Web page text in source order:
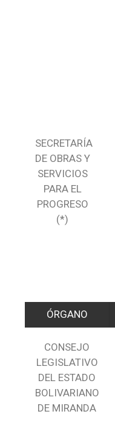
SECRETARÍA
DE OBRAS Y
SERVICIOS
PARA EL
PROGRESO
(*)
ÓRGANO
CONSEJO
LEGISLATIVO
DEL ESTADO
BOLIVARIANO
DE MIRANDA